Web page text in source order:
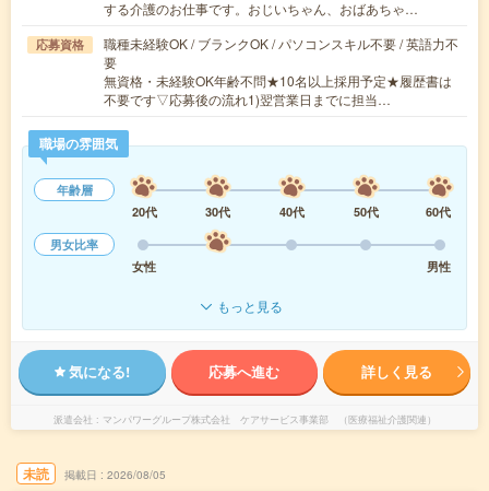
する介護のお仕事です。おじいちゃん、おばあちゃ…
応募資格
職種未経験OK / ブランクOK / パソコンスキル不要 / 英語力不
要
無資格・未経験OK年齢不問★10名以上採用予定★履歴書は
不要です▽応募後の流れ1)翌営業日までに担当…
職場の雰囲気
年齢層
20代
30代 40代 50代
60代
男女比率
女性
男性
もっと見る
気になる! 応募へ進む 詳しく見る
派遣会社 マンパワーグループ株式会社 ケアサービス事業部 （医療福祉介護関連）
未読 掲載日 2026/08/05